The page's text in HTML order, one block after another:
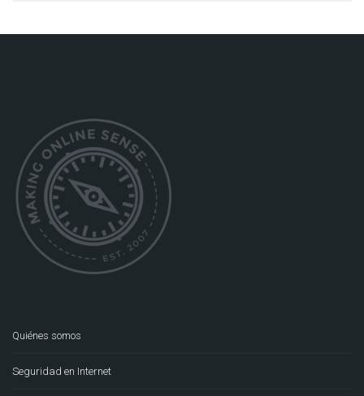
Quiénes somos
Seguridad en Internet